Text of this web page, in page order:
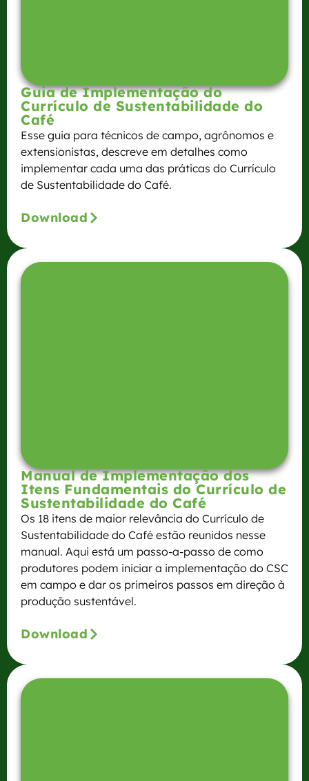
Guia de Implementação do
Currículo de Sustentabilidade do
Café
Esse guia para técnicos de campo, agrônomos e
extensionistas, descreve em detalhes como
implementar cada uma das práticas do Currículo
de Sustentabilidade do Café.
Download
Manual de Implementação dos
Itens Fundamentais do Currículo de
Sustentabilidade do Café
Os 18 itens de maior relevância do Currículo de
Sustentabilidade do Café estão reunidos nesse
manual. Aqui está um passo-a-passo de como
produtores podem iniciar a implementação do CSC
em campo e dar os primeiros passos em direção à
produção sustentável.
Download